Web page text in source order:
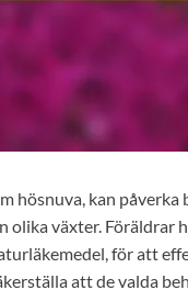
hösnuva, kan
olika växter.
för att
att de valda